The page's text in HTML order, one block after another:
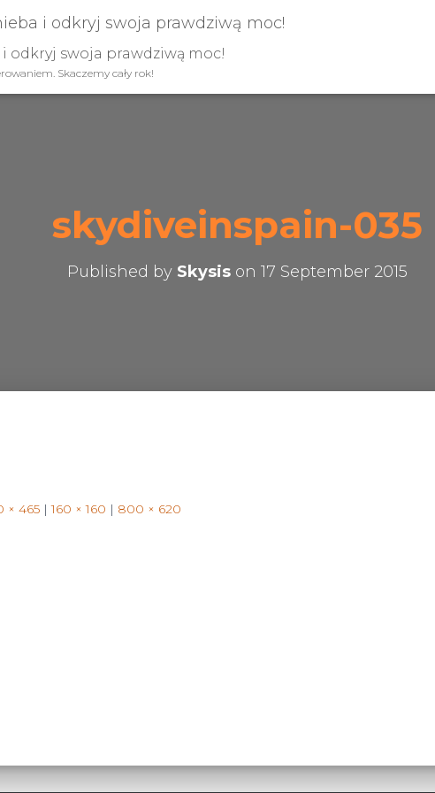
odkryj swoja prawdziwą moc!
Skaczemy cały rok!
skydiveinspain-035
Published by Skysison 17 September 2015
× 465 | 160 × 160 | 800 × 620